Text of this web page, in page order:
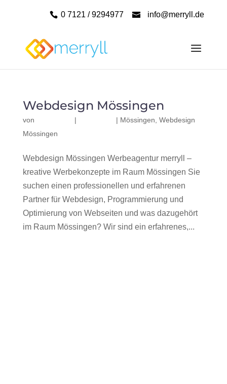
0 7121 / 9294977 info@merryll.de
Webdesign Mössingen
von | | Mössingen Webdesign
Mössingen
Webdesign Mössingen Werbeagentur merryll –
kreative Werbekonzepte im Raum Mössingen Sie
suchen einen professionellen und erfahrenen
Partner für Webdesign, Programmierung und
Optimierung von Webseiten und was dazugehört
im Raum Mössingen? Wir sind ein erfahrenes,...